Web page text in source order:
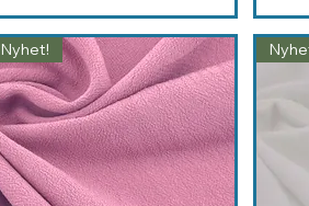
Nyhet!